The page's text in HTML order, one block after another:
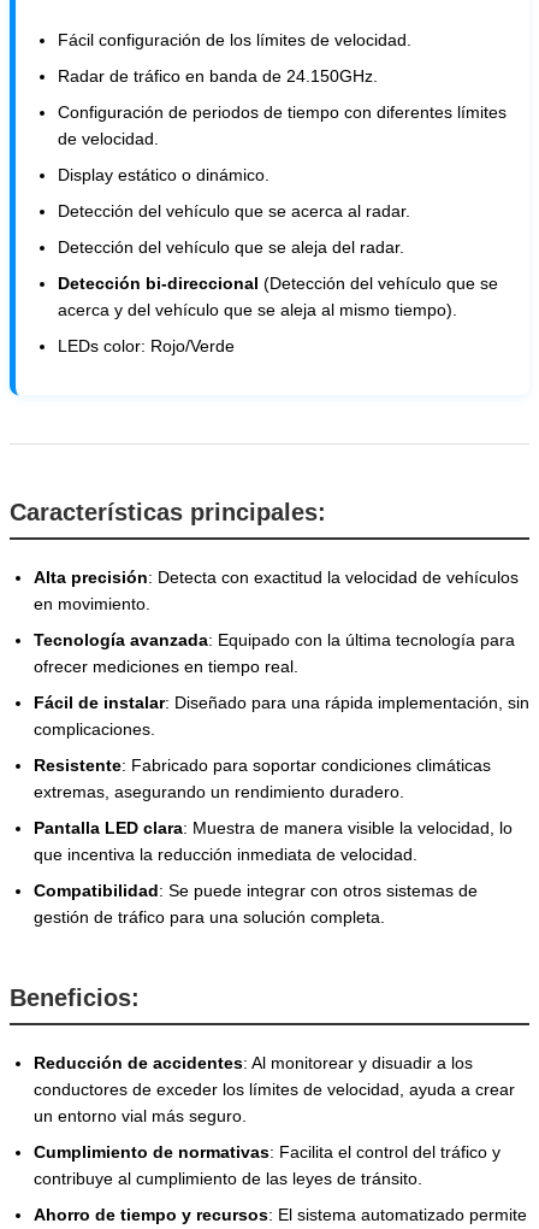
Fácil configuración de los límites de velocidad.
Radar de tráfico en banda de 24.150GHz.
Configuración de periodos de tiempo con diferentes límites
de velocidad.
Display estático o dinámico.
Detección del vehículo que se acerca al radar.
Detección del vehículo que se aleja del radar.
Detección bi-direccional (Detección del vehículo que se
acerca y del vehículo que se aleja al mismo tiempo).
LEDs color: Rojo/Verde
Características principales:
Alta precisión: Detecta con exactitud la velocidad de vehículos
en movimiento.
Tecnología avanzada: Equipado con la última tecnología para
ofrecer mediciones en tiempo real.
Fácil de instalar: Diseñado para una rápida implementación, sin
complicaciones.
Resistente: Fabricado para soportar condiciones climáticas
extremas, asegurando un rendimiento duradero.
Pantalla LED clara: Muestra de manera visible la velocidad, lo
que incentiva la reducción inmediata de velocidad.
Compatibilidad: Se puede integrar con otros sistemas de
gestión de tráfico para una solución completa.
Beneficios:
Reducción de accidentes: Al monitorear y disuadir a los
conductores de exceder los límites de velocidad, ayuda a crear
un entorno vial más seguro.
Cumplimiento de normativas: Facilita el control del tráfico y
contribuye al cumplimiento de las leyes de tránsito.
Ahorro de tiempo y recursos: El sistema automatizado permite